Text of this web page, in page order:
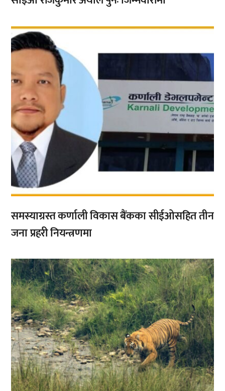
,
समस्याग्रस्त कर्णाली विकास बैंकका सीईओसहित तीन
जना प्रहरी नियन्त्रणमा
,